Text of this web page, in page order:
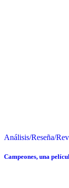
Análisis/Reseña/
Campeones, una